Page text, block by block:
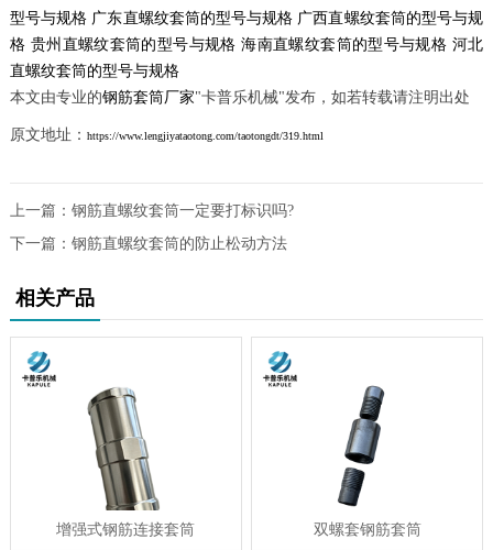
型号与规格 广东直螺纹套筒的型号与规格 广西直螺纹套筒的型号与规
格 贵州直螺纹套筒的型号与规格 海南直螺纹套筒的型号与规格 河北
直螺纹套筒的型号与规格
本文由专业的钢筋套筒厂家"卡普乐机械"发布，如若转载请注明出处
原文地址： https://www.lengjiyataotong.com/taotongdt/319.html
上一篇： 钢筋直螺纹套筒一定要打标识吗?
下一篇： 钢筋直螺纹套筒的防止松动方法
相关产品
增强式钢筋连接套筒 双螺套钢筋套筒